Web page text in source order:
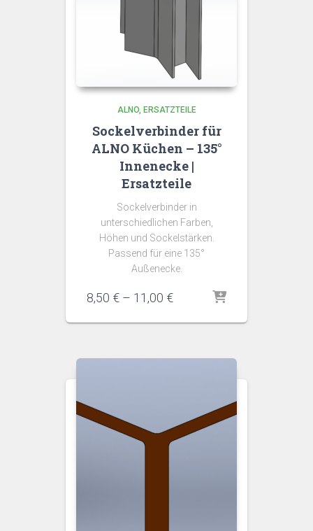
ALNO ERSATZTEILE
Sockelverbinder für
ALNO Küchen – 135°
Innenecke |
Ersatzteile
Sockelverbinder in
unterschiedlichen Farben,
Höhen und Sockelstärken.
Passend für eine 135°
Außenecke.
8,50 € – 11,00 €Preisspanne:
bis